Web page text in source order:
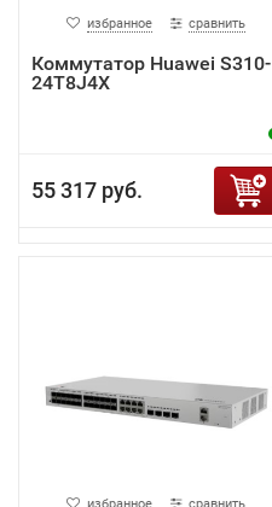
избранное сравнить
Коммутатор Huawei S310-
24T8J4X
55 317 руб.
избранное сравнить